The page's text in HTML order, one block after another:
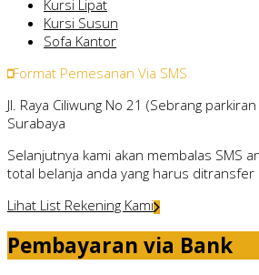
Kursi Lipat
Kursi Susun
Sofa Kantor
Format Pemesanan Via SMS
Jl. Raya Ciliwung No 21 (Sebrang
Surabaya
Selanjutnya kami akan membalas SMS
total belanja anda yang harus ditransfer
Lihat List Rekening Kami
Pembayaran via Bank